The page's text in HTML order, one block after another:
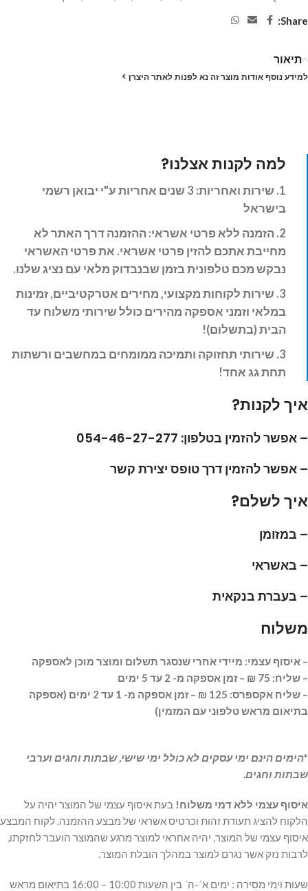
Share:
תיאור
למידע נוסף אודות מוצר זה נא לפנות לאתר היצרן >
למה לקנות אצלנו?
1. שירות ואחריות: 3
שנים אחריות ע"י יבואן רשמי
בישראל
2. הזמנה ללא פרטי אשראי: ההזמנה דרך האתר לא
מחייבת אתכם להזין פרטי אשראי. את פרטי האשראי
נבקש מכם טלפונית בזמן שבנבדוק מלאי עם נציג שלנו.
3. שירות לקוחות מקצועי, מחירים אטרקטיביים, זמינות
במלאי וזמני אספקה מהירים כולל שירותי משלוח עד
הבית (בתשלום)!
3. שירותי תחזוקה ותמיכה ממומחים במחשבים ורשתות
תחת גג אחד!
איך לקנות?
– אפשר להזמין בטלפון: 054-46-27-277
– אפשר להזמין דרך טופס יצירת קשר
איך לשלם?
– במזומן
– באשראי
– בעברת בנקאית
משלוח
– איסוף עצמי: מיידי אחרי שנסגר תשלום ומוצר מוכן לאספקה
– שליח: 75 ₪ – זמן אספקה מ- 2 עד 5 ימים
– שליח אקספרס: 125 ₪ – זמן אספקה מ- 1 עד 2 ימים (אספקה
בתיאום מראש טלפוני עם המזמין)
*הימים הינם ימי עסקים לא כולל ימי שישי, שבתות וחגים וערבי
שבתות וחגים.
איסוף עצמי ללא דמי משלוח! בעת איסוף עצמי של המוצר יהיה על
הלקוח להציג תעודת זהות וכרטיס אשראי של מבצע ההזמנה. לקוח המבצע
איסוף עצמי של המוצר, יהיה אחראי למוצר מרגע שהמוצר הועבר לחזקתו,
לרבות נזק אשר נגרם למוצר במהלך הובלת המוצר.
שעות וימי מסירה : ימים א´-ה´ בין השעות 10:00 – 16:00 בתיאום מראש